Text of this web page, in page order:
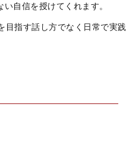
自信を授けてくれます。
目指す話し方でなく 日常で実践